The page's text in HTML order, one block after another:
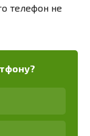
телефон не